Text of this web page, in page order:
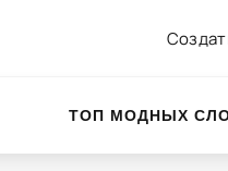
ТОП МОДНЫХ